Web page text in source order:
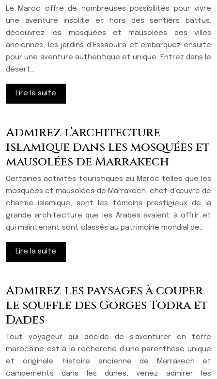
Le Maroc offre de nombreuses possibilités pour vivre
une aventure insolite et hors des sentiers battus.
découvrez les mosquées et mausolées des villes
anciennes, les jardins d’Essaouira et embarquez ensuite
pour une aventure authentique et unique. Entrez dans le
désert…
Lire la suite
Admirez l’architecture
islamique dans les mosquées et
mausolées de Marrakech
Certaines activités touristiques au Maroc telles que les
mosquées et mausolées de Marrakech, chef-d’œuvre de
charme islamique, sont les témoins prestigieux de la
grande architecture que les Arabes avaient à offrir et
qui maintenant sont classés au patrimoine mondial de…
Lire la suite
Admirez les paysages à couper
le souffle des Gorges Todra et
Dades
Tout voyageur qui décide de s’aventurer en terre
marocaine est à la recherche d’une parenthèse unique
et originale. histoire ancienne de Marrakech et
campements dans les dunes, venez admirer les